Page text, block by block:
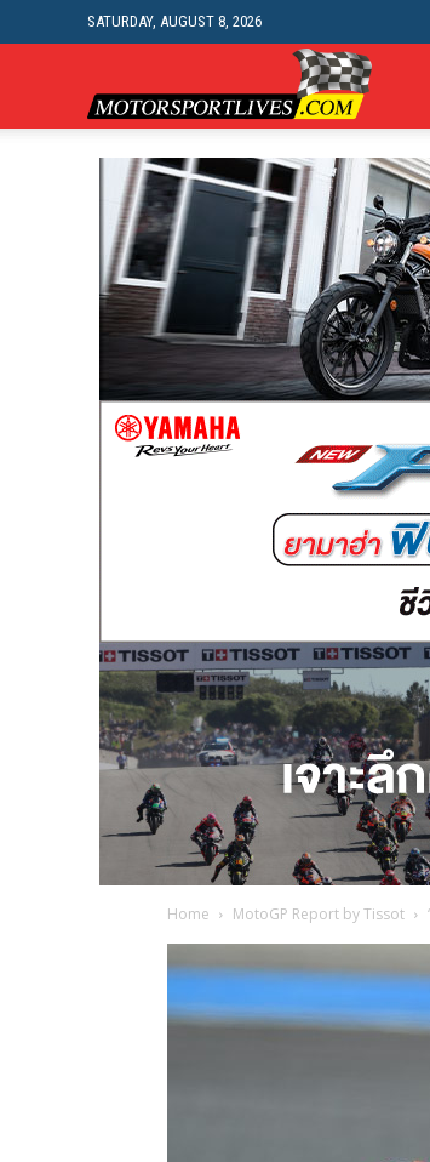
SATURDAY, AUGUST 8, 2026
Home MotoGP Report by Tissot